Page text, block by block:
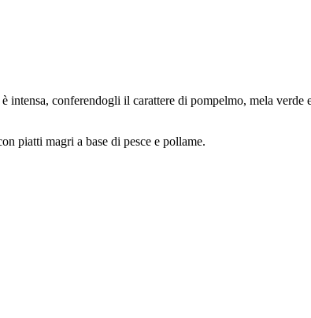
intensa, conferendogli il carattere di pompelmo, mela
piatti magri a base di pesce e pollame.